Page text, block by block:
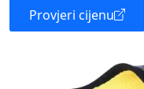
Provjeri cijenu